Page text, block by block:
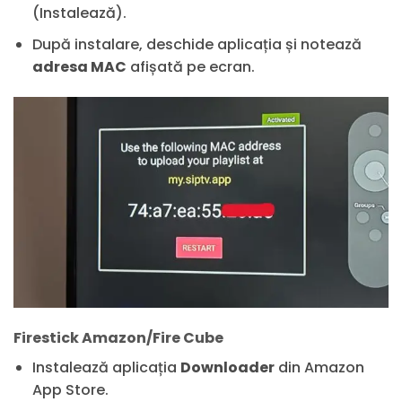
(Instalează).
După instalare, deschide aplicația și notează
adresa MAC afișată pe ecran.
Firestick Amazon/Fire Cube
Instalează aplicația Downloaderdin Amazon
App Store.